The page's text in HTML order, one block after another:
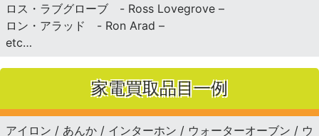
ロス・ラブグローブ - Ross Lovegrove –
ロン・アラッド - Ron Arad –
etc…
家電買取品目一例
アイロン / あんか / インターホン / ウォーターオーブン / ウ